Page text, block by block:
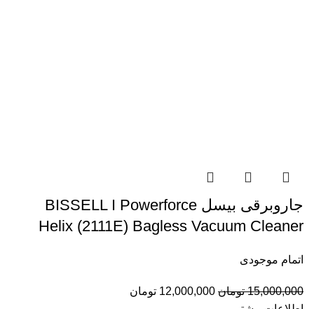
جاروبرقی بیسل BISSELL I Powerforce
Helix (2111E) Bagless Vacuum Cleaner
اتمام موجودی
15,000,000 تومان قیمت
12,000,000 تومان